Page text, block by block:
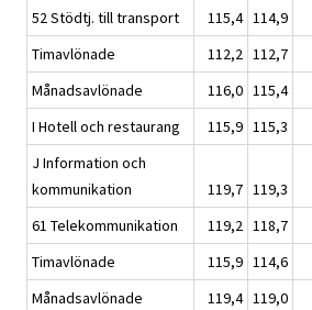
52 Stödtj. till transport
115,4 114,9
Timavlönade
112,2 112,7
Månadsavlönade
116,0 115,4
I Hotell och restaurang
115,9 115,3
J Information och
kommunikation
119,7 119,3
61 Telekommunikation
119,2 118,7
Timavlönade
115,9 114,6
Månadsavlönade
119,4 119,0